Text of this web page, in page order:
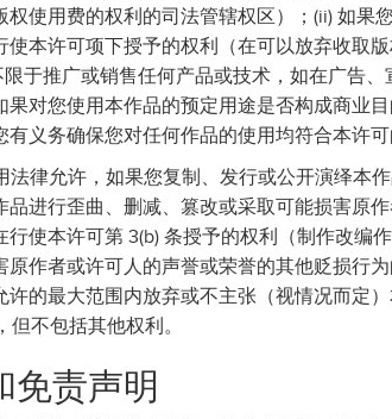
使用费的权利的司法管辖权区）；(ii) 如果
使本许可项下授予的权利（在可以放弃收取
于推广或销售任何产品或技术，如在广告
对您使用本作品的预定用途是否构成商业
义务确保您对任何作品的使用均符合本许可
法律允许，如果您复制、发行或公开演绎本
品进行歪曲、删减、篡改或采取可能损害原
使本许可第 3(b) 条授予的权利（制作改编
作者或许可人的声誉或荣誉的其他贬损行
的最大范围内放弃或不主张（视情况而定
不包括其他权利。
免责声明